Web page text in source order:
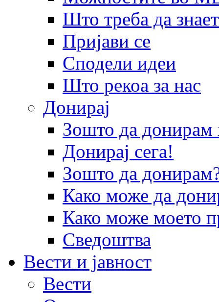
Што треба да
Пријави се
Сподели идеи
Што рекоа за нас
Донирај
Зошто да
Донирај сега!
Зошто да
Како може да
Како може моето
Сведоштва
Вести и јавност
Вести